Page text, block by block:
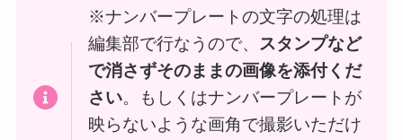
※ナンバープレートの文字の処理は
編集部で行なうので、
スタンプなど
で消さずそのままの画像を添付くだ
さい。もしくはナンバープレートが
映らないような画角で撮影いただけ